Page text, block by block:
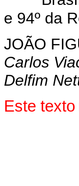
e 94º da
JOÃO
Carlos
Delfim
Este